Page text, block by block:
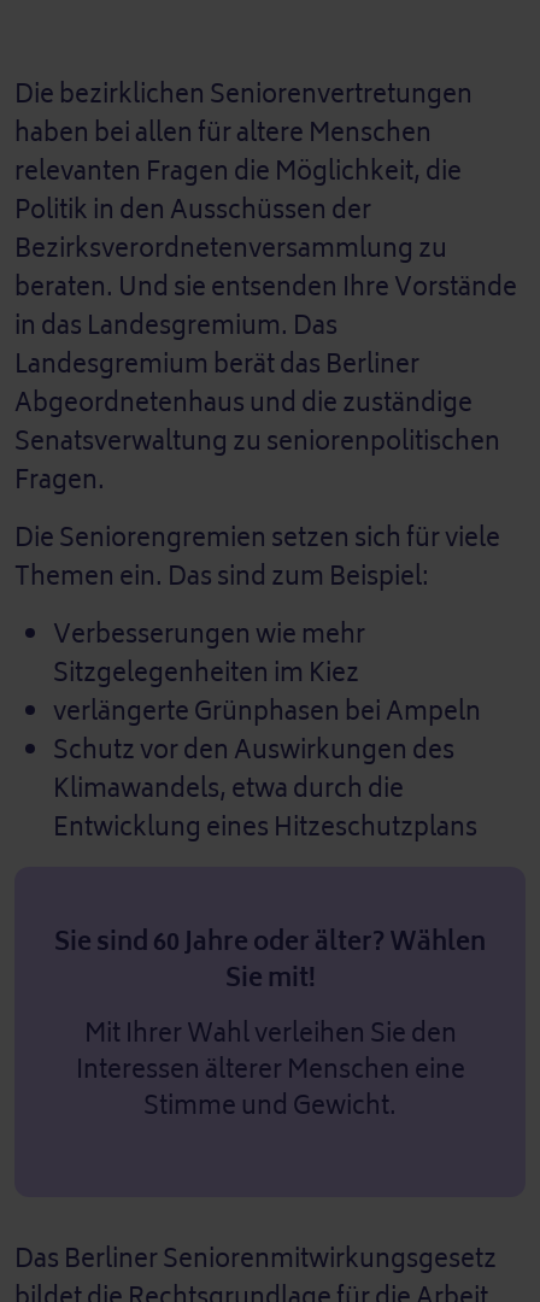
Die bezirklichen Seniorenvertretungen
haben bei allen für altere Menschen
relevanten Fragen die Möglichkeit, die
Politik in den Ausschüssen der
Bezirksverordnetenversammlung zu
beraten. Und sie entsenden Ihre Vorstände
in das Landesgremium. Das
Landesgremium berät das Berliner
Abgeordnetenhaus und die zuständige
Senatsverwaltung zu seniorenpolitischen
Fragen.
Die Seniorengremien setzen sich für viele
Themen ein. Das sind zum Beispiel:
Verbesserungen wie mehr
Sitzgelegenheiten im Kiez
verlängerte Grünphasen bei Ampeln
Schutz vor den Auswirkungen des
Klimawandels, etwa durch die
Entwicklung eines Hitzeschutzplans
Sie sind 60 Jahre oder älter? Wählen
Sie mit!
Mit Ihrer Wahl verleihen Sie den
Interessen älterer Menschen eine
Stimme und Gewicht.
Das Berliner Seniorenmitwirkungsgesetz